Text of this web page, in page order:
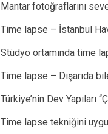
Mantar fotoğraflarını
Time lapse – İstanbul
Stüdyo ortamında time
Time lapse – Dışarıda
Türkiye’nin Dev Yapıları
Time lapse tekniğini